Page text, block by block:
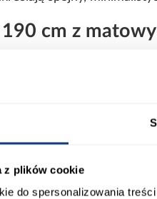
z plików cookie
do spersonalizowania
190 cm z
z czarnymi detalami
bryłę, która dobrze
się estetycznie
trwałej laminowanej
kg podkreśla